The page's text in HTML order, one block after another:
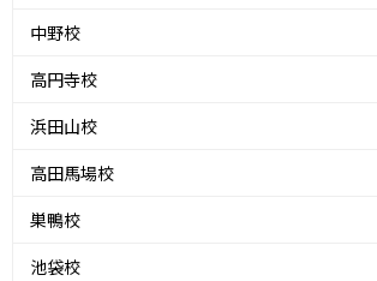
中野校
高円寺校
浜田山校
高田馬場校
巣鴨校
池袋校